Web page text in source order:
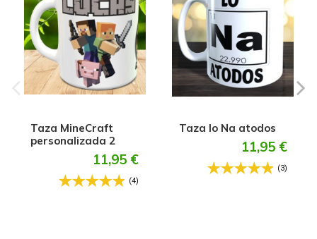
Taza MineCraft
personalizada 2
11,95 €
(4)
Taza lo Na atodos
11,95 €
(3)